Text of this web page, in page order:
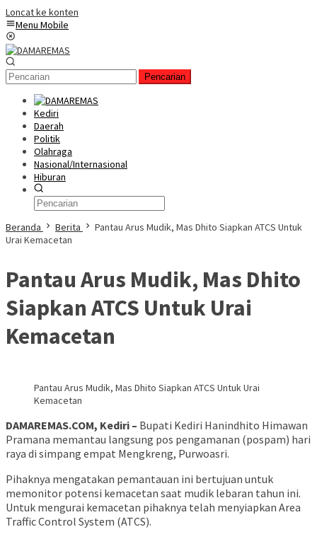
Loncat ke konten
Menu Mobile
Pencarian
Kediri
Daerah
Politik
Olahraga
Nasional/Internasional
Hiburan
Beranda Berita
Pantau Arus Mudik, Mas Dhito Siapkan ATCS Untuk
Urai Kemacetan
Pantau Arus Mudik, Mas Dhito
Siapkan ATCS Untuk Urai
Kemacetan
Pantau Arus Mudik, Mas Dhito Siapkan ATCS Untuk Urai
Kemacetan
DAMAREMAS.COM, Kediri – Bupati Kediri Hanindhito Himawan
Pramana memantau langsung pos pengamanan (pospam) hari
raya di simpang empat Mengkreng, Purwoasri.
Pihaknya mengatakan pemantauan ini bertujuan untuk
memonitor potensi kemacetan saat mudik lebaran tahun ini.
Untuk mengurai kemacetan pihaknya telah menyiapkan Area
Traffic Control System (ATCS).